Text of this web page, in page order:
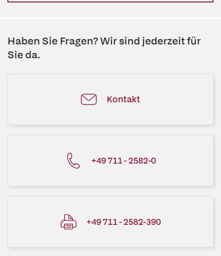
Haben Sie Fragen? Wir sind jederzeit für
Sie da.
Kontakt
+49 711 - 2582-0
+49 711 - 2582-390